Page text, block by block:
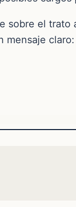
sobre el
mensaje claro: